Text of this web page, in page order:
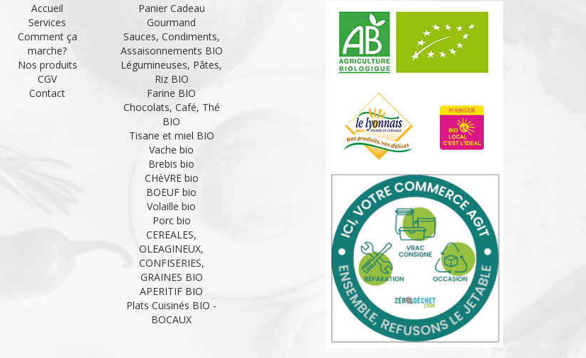
Accueil
Services
Comment ça
marche?
Nos produits
CGV
Contact
Panier Cadeau
Gourmand
Sauces, Condiments,
Assaisonnements BIO
Légumineuses, Pâtes,
Riz BIO
Farine BIO
Chocolats, Café, Thé
BIO
Tisane et miel BIO
Vache bio
Brebis bio
CHèVRE bio
BOEUF bio
Volaille bio
Porc bio
CEREALES,
OLEAGINEUX,
CONFISERIES,
GRAINES BIO
APERITIF BIO
Plats Cuisinés BIO -
BOCAUX